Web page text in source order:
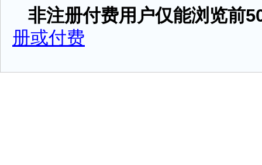
非注册付费用户仅能浏览前
册或付费